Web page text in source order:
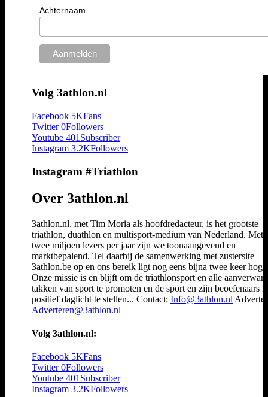
Achternaam
Volg 3athlon.nl
Facebook 5KFans
Twitter 0Followers
Youtube 401 Subscriber
Instagram 3.2KFollowers
Instagram #Triathlon
Over 3athlon.nl
3athlon.nl, met Tim Moria als hoofdredacteur, is het grootste
triathlon, duathlon en multisport-medium van Nederland. Met
twee miljoen lezers per jaar zijn we toonaangevend en
marktbepalend. Tel daarbij de samenwerking met zustersite
3athlon.be op en ons bereik ligt nog eens bijna twee keer
Onze missie is en blijft om de triathlonsport en alle
takken van sport te promoten en de sport en zijn beoefenaars
positief daglicht te stellen... Contact: Info@3athlon.nl
Adverteren@3athlon.nl
Volg 3athlon.nl:
Facebook 5KFans
Twitter 0Followers
Youtube 401 Subscriber
Instagram 3.2KFollowers